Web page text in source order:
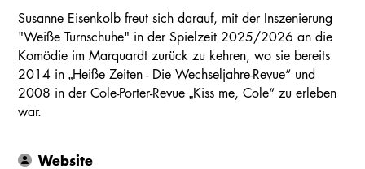
Susanne Eisenkolb freut sich darauf, mit der Inszenierung
"Weiße Turnschuhe" in der Spielzeit 2025/2026 an die
Komödie im Marquardt zurück zu kehren, wo sie bereits
2014 in „Heiße Zeiten - Die Wechseljahre-Revue“ und
2008 in der Cole-Porter-Revue „Kiss me, Cole“ zu erleben
war.
Website